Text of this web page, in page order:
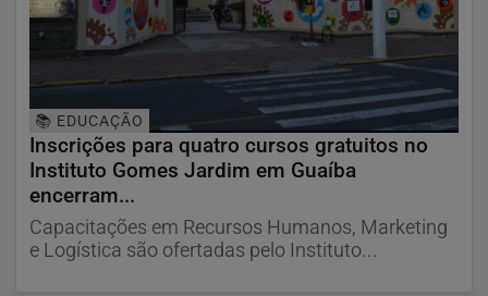
📚 EDUCAÇÃO
Inscrições para quatro cursos gratuitos no
Instituto Gomes Jardim em Guaíba
encerram...
Capacitações em Recursos Humanos, Marketing
e Logística são ofertadas pelo Instituto...